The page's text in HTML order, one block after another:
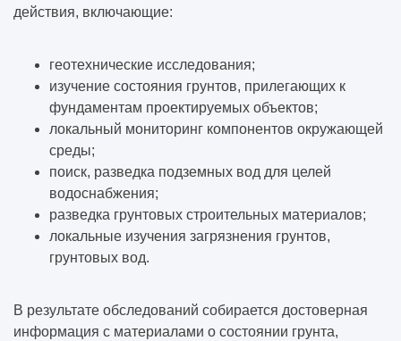
действия, включающие:
геотехнические исследования;
изучение состояния грунтов, прилегающих к
фундаментам проектируемых объектов;
локальный мониторинг компонентов окружающей
среды;
поиск, разведка подземных вод для целей
водоснабжения;
разведка грунтовых строительных материалов;
локальные изучения загрязнения грунтов,
грунтовых вод.
В результате обследований собирается достоверная
информация с материалами о состоянии грунта,